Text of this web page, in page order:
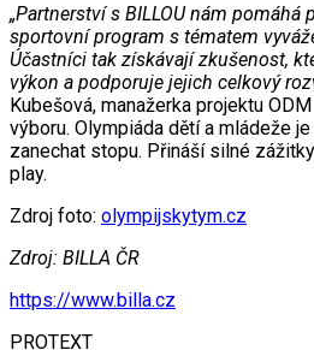
„Partnerství s BILLOU nám pomáhá
sportovní program s tématem
Účastníci tak získávají zkušenost,
výkon a podporuje jejich celkový
Kubešová, manažerka projektu
výboru. Olympiáda dětí a mládeže
zanechat stopu. Přináší silné
play.
Zdroj foto: olympijskytym.cz
Zdroj: BILLA ČR
https://www.billa.cz
PROTEXT